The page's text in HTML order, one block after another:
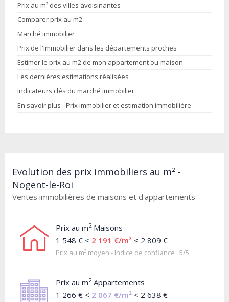
Prix au m² des villes avoisinantes
Comparer prix au m2
Marché immobilier
Prix de l'immobilier dans les départements proches
Estimer le prix au m2 de mon appartement ou maison
Les dernières estimations réalisées
Indicateurs clés du marché immobilier
En savoir plus - Prix immobilier et estimation immobilière
Evolution des prix immobiliers au m² -
Nogent-le-Roi
Ventes immobilières de maisons et d'appartements
Prix au m2Maisons
1 548 € < 2 191 €/m² < 2 809 €
Prix au m² moyen - Indice de confiance : 5/5
Prix au m2Appartements
1 266 € < 2 067 €/m² < 2 638 €